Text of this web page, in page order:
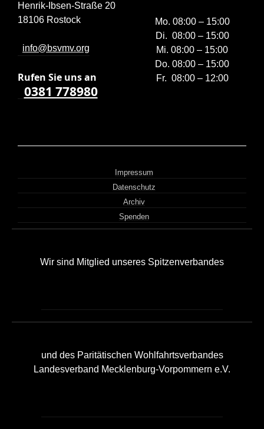
Henrik-Ibsen-Straße 20
18106 Rostock
info@bsvmv.org
Rufen Sie uns an
0381 778980
Mo. 08:00 – 15:00
Di. 08:00 – 15:00
Mi. 08:00 – 15:00
Do. 08:00 – 15:00
Fr. 08:00 – 12:00
Impressum
Datenschutz
Archiv
Spenden
Wir sind Mitglied unseres Spitzenverbandes
und des Paritätischen Wohlfahrtsverbandes
Landesverband Mecklenburg-Vorpommern e.V.